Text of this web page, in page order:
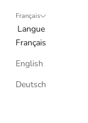
Français
Langue
Français
English
Deutsch